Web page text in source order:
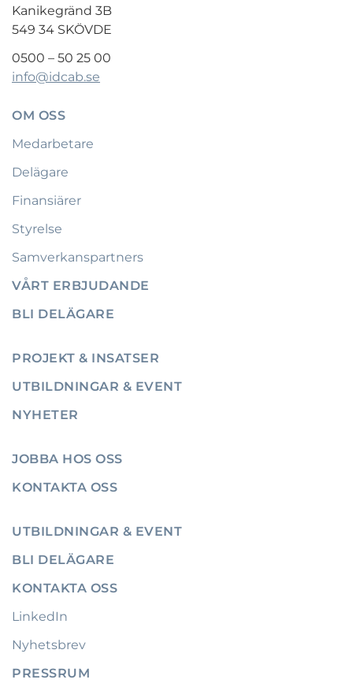
Kanikegränd 3B
549 34 SKÖVDE
0500 – 50 25 00
info@idcab.se
OM OSS
Medarbetare
Delägare
Finansiärer
Styrelse
Samverkanspartners
VÅRT ERBJUDANDE
BLI DELÄGARE
PROJEKT & INSATSER
UTBILDNINGAR & EVENT
NYHETER
JOBBA HOS OSS
KONTAKTA OSS
UTBILDNINGAR & EVENT
BLI DELÄGARE
KONTAKTA OSS
LinkedIn
Nyhetsbrev
PRESSRUM